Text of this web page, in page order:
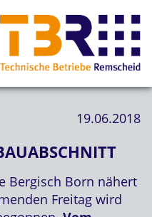
19.06.2018
Bergisch Born nähert
Freitag wird